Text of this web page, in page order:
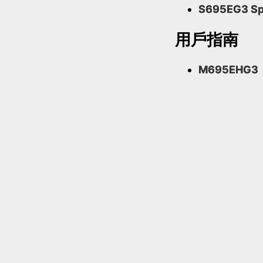
S695EG3
用戶指南
M695EHG3